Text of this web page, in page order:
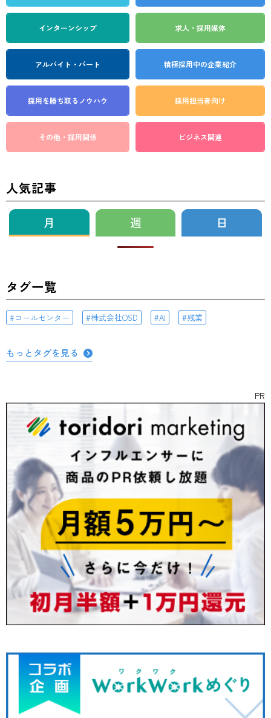
インターンシップ 求人・採用媒体
アルバイト・パート 積極採用中の企業紹介
採用を勝ち取る ノウハウ 採用担当者向け
その他・採用関係 ビジネス関連
人気記事
月 週 日
タグ一覧
コールセンター 株式会社OSD AI 残業
もっとタグを見る
PR